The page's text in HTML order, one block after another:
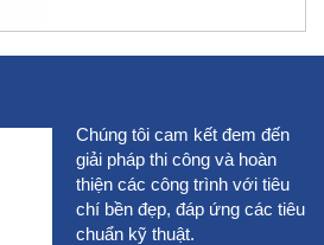
Chúng tôi cam kết đem đến
giải pháp thi công và hoàn
thiện các công trình với tiêu
chí bền đẹp, đáp ứng các tiêu
chuẩn kỹ thuật.